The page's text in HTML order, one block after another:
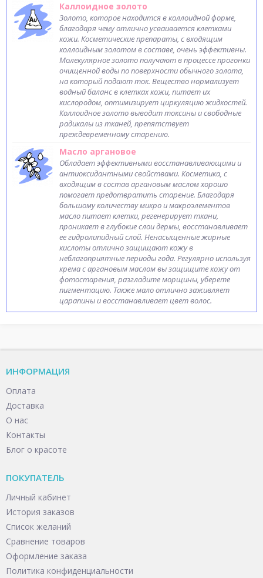
Каллоидное золото
Золото, которое находится в коллоидной форме,
благодаря чему отлично усваивается клетками
кожи. Косметические препараты, с входящим
коллоидным золотом в составе, очень эффективны.
Молекулярное золото получают в процессе прогонки
очищенной воды по поверхности обычного золота,
на который подают ток. Вещество нормализует
водный баланс в клетках кожи, питает их
кислородом, оптимизирует циркуляцию жидкостей.
Коллоидное золото выводит токсины и свободные
радикалы из тканей, препятствует
преждевременному старению.
Масло аргановое
Обладает эффективными восстанавливающими и
антиоксидантными свойствами. Косметика, с
входящим в состав аргановым маслом хорошо
помогает предотвратить старение. Благодаря
большому количеству микро и макроэлементов
масло питает клетки, регенерирует ткани,
проникает в глубокие слои дермы, восстанавливает
ее гидролипидный слой. Ненасыщенные жирные
кислоты отлично защищают кожу в
неблагоприятные периоды года. Регулярно используя
крема с аргановым маслом вы защищите кожу от
фотостарения, разгладите морщины, уберете
пигментацию. Также мало отлично заживляет
царапины и восстанавливает цвет волос.
ИНФОРМАЦИЯ
Оплата
Доставка
О нас
Контакты
Блог о красоте
ПОКУПАТЕЛЬ
Личный кабинет
История заказов
Список желаний
Сравнение товаров
Оформление заказа
Политика конфиденциальности